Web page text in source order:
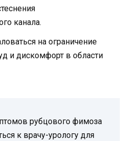
канала.
на ограничение
и дискомфорт в области
рубцового фимоза
к врачу-урологу для